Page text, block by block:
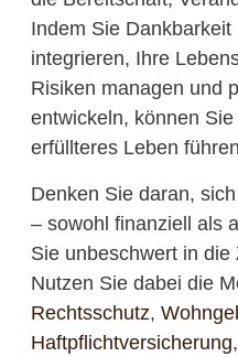
Indem Sie Dankbarkeit
integrieren, Ihre
Risiken managen und
entwickeln, können
erfüllteres Leben
Denken Sie daran,
– sowohl finanziell als
Sie unbeschwert in
Nutzen Sie dabei die
Rechtsschutz,
Haftpflichtversicherung,